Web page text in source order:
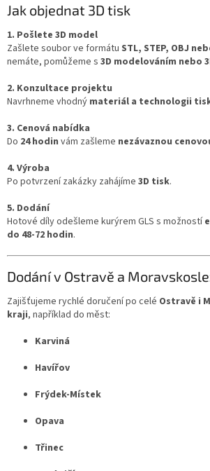
Jak objednat 3D tisk
1. Pošlete 3D model
Zašlete soubor ve formátu STL, STEP, OBJ
nemáte, pomůžeme s 3D modelováním nebo
2. Konzultace projektu
Navrhneme vhodný materiál a technologii
3. Cenová nabídka
Do 24 hodin vám zašleme nezávaznou
4. Výroba
Po potvrzení zakázky zahájíme 3D tisk.
5. Dodání
Hotové díly odešleme kurýrem GLS s možností
do 48-72 hodin.
Dodání v Ostravě a
Zajišťujeme rychlé doručení po celé Ostravě i
kraji, například do měst:
Karviná
Havířov
Frýdek-Místek
Opava
Třinec